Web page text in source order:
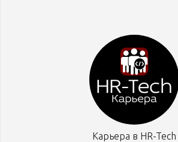
Карьера в HR-Tech